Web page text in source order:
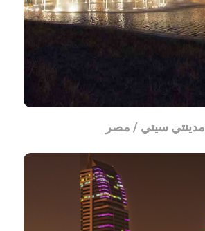
مدينتي سيتي / مصر